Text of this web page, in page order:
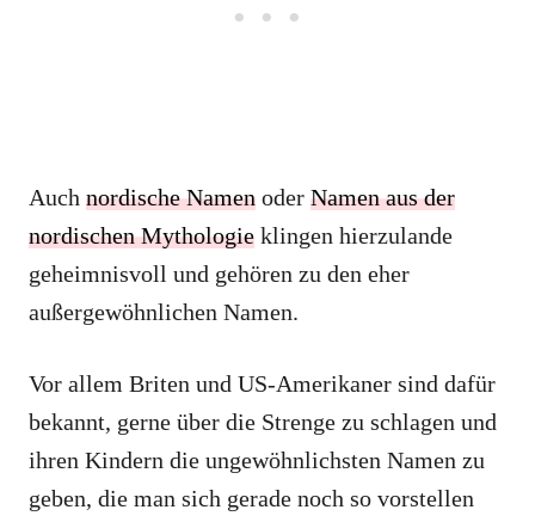
Auch nordische Namen oder Namen aus der
nordischen Mythologie klingen hierzulande
geheimnisvoll und gehören zu den eher
außergewöhnlichen Namen.
Vor allem Briten und US-Amerikaner sind dafür
bekannt, gerne über die Strenge zu schlagen und
ihren Kindern die ungewöhnlichsten Namen zu
geben, die man sich gerade noch so vorstellen